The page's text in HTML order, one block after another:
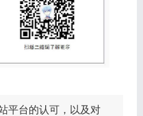
平台的认可，以及对